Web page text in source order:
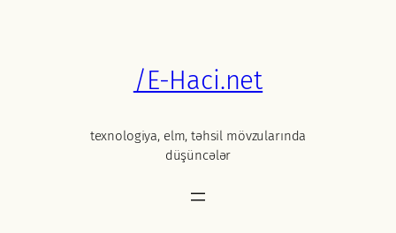
/E-Haci.net
texnologiya, elm, təhsil mövzularında
düşüncələr